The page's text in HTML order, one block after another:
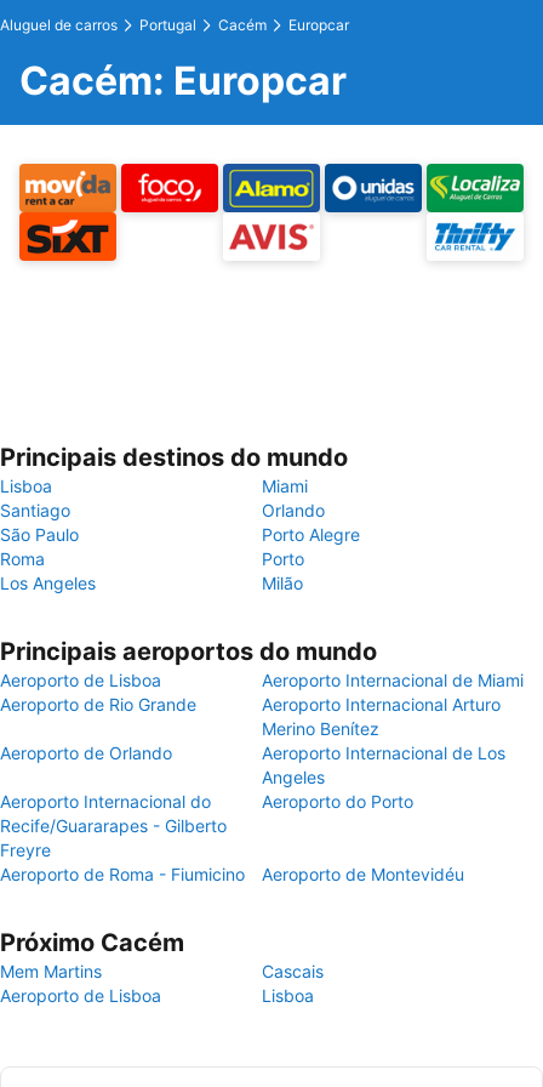
Aluguel de carros Portugal Cacém Europcar
Cacém: Europcar
Principais destinos do mundo
Lisboa
Miami
Santiago
Orlando
São Paulo
Porto Alegre
Roma
Porto
Los Angeles
Milão
Principais aeroportos do mundo
Aeroporto de Lisboa
Aeroporto Internacional de Miami
Aeroporto de Rio Grande
Aeroporto Internacional Arturo
Merino Benítez
Aeroporto de Orlando
Aeroporto Internacional de Los
Angeles
Aeroporto Internacional do
Recife/Guararapes - Gilberto
Freyre
Aeroporto do Porto
Aeroporto de Roma - Fiumicino Aeroporto de Montevidéu
Próximo Cacém
Mem Martins
Cascais
Aeroporto de Lisboa
Lisboa